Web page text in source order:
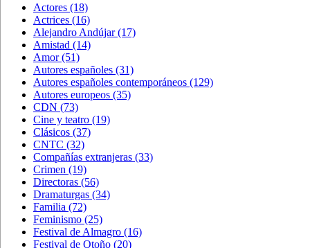
Actores (18)
Actrices (16)
Alejandro Andújar(17)
Amistad (14)
Amor(51)
Autores españoles (31)
Autores españoles contemporáneos (129)
Autores europeos (35)
CDN (73)
Cine y teatro (19)
Clásicos (37)
CNTC (32)
Compañías extranjeras (33)
Crimen (19)
Directoras (56)
Dramaturgas (34)
Familia (72)
Feminismo (25)
Festival de Almagro (16)
Festival de Otoño (20)